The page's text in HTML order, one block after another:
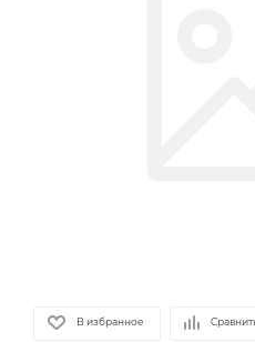
В избранное